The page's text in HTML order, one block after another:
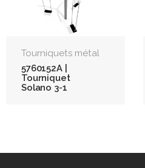
Tourniquets métal
5760152A |
Tourniquet
Solano 3-1